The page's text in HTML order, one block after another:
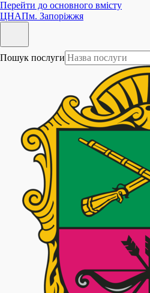
Перейти до основного вмісту
ЦНАПм. Запоріжжя
Пошук послуги